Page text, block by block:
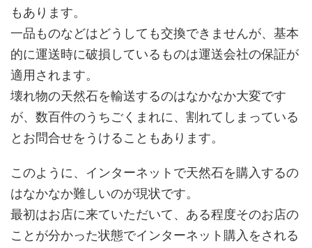
もあります。
一品ものなどはどうしても交換できませんが、基本
的に運送時に破損しているものは運送会社の保証が
適用されます。
壊れ物の天然石を輸送するのはなかなか大変です
が、数百件のうちごくまれに、割れてしまっている
とお問合せをうけることもあります。
このように、インターネットで天然石を購入するの
はなかなか難しいのが現状です。
最初はお店に来ていただいて、ある程度そのお店の
ことが分かった状態でインターネット購入をされる